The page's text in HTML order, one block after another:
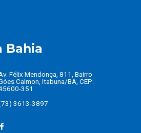
Bahia
Félix Mendonça, 811, Bairro
Calmon, Itabuna/BA, CEP:
351
3613-3897